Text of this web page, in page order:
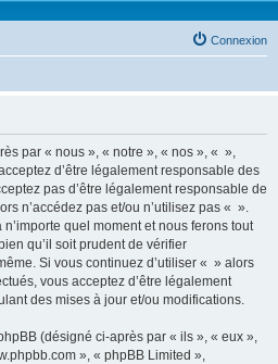
Connexion
par « nous », « notre », « nos », « »,
d’être légalement responsable des
pas d’être légalement responsable de
n’accédez pas et/ou n’utilisez pas « ».
quel moment et nous ferons tout
qu’il soit prudent de vérifier
Si vous continuez d’utiliser « » alors
vous acceptez d’être légalement
des mises à jour et/ou modifications.
(désigné ci-après par « ils », « eux »,
», « phpBB Limited »,